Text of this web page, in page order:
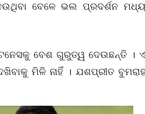
ବେଳେ ଭଲ ପ୍ରଦର୍ଶନ
ବେଶ ଗୁରୁତ୍ୱ ଦେଉଛନ୍ତି ।
ମିଳି ନାହିଁ । ଯଶପ୍ରୀତ